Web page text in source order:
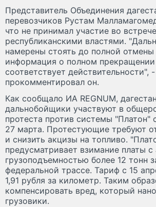
Представитель Объединения
перевозчиков Рустам
что не принимал участие во
республиканскими властями.
намерены стоять до полной
информация о полном прекращении
соответствует действительности", -
прокомментировал он.
Как сообщало ИА REGNUM,
дальнобойщики участвуют в
протеста против системы "Платон"
27 марта. Протестующие требуют
и снизить акцизы на топливо.
предусматривает взимание платы
грузоподъемностью более 12 тонн
федеральной трассе. Тариф с 15
1,91 рубля за километр. Таким
компенсировать вред, который
грузовики.